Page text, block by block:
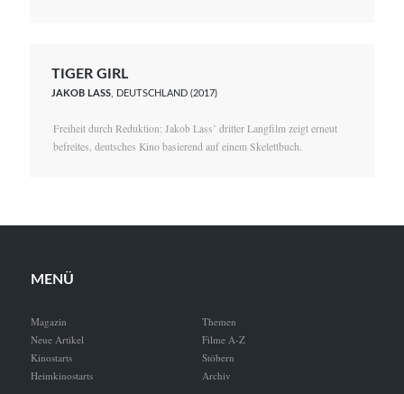
TIGER GIRL
JAKOB LASS, DEUTSCHLAND (2017)
Freiheit durch Reduktion: Jakob Lass’ dritter Langfilm zeigt erneut
befreites, deutsches Kino basierend auf einem Skelettbuch.
MENÜ
Magazin
Neue Artikel
Kinostarts
Heimkinostarts
Themen
Filme A-Z
Stöbern
Archiv